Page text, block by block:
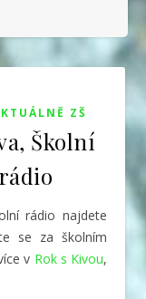
ZŠ
Školní
se za školním
v Rok s Kivou,